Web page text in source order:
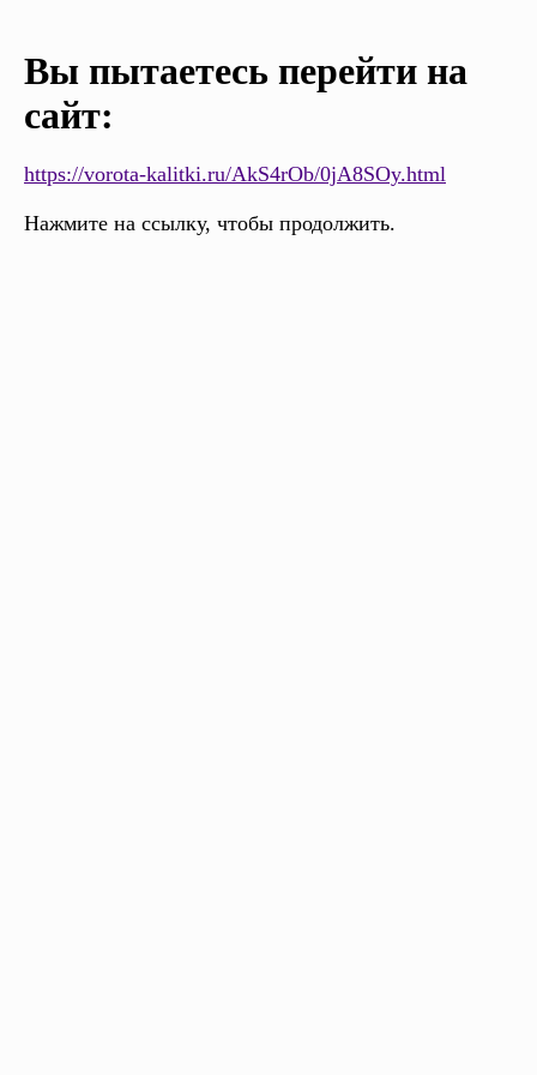
Вы пытаетесь перейти на
сайт:
https://vorota-kalitki.ru/AkS4rOb/0jA8SOy.html
Нажмите на ссылку, чтобы продолжить.